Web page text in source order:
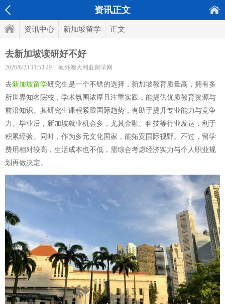
资讯正文
资讯中心 新加坡留学 正文
去新加坡读研好不好
2026/6/23 11:53:49 教外澳大利亚留学网
去新加坡留学研究生是一个不错的选择，新加坡教育质量高，拥有多
所世界知名院校，学术氛围浓厚且注重实践，能提供优质教育资源与
前沿知识。其研究生课程紧跟国际趋势，有助于提升专业能力与竞争
力。毕业后，新加坡就业机会多，尤其金融、科技等行业发达，利于
积累经验。同时，作为多元文化国家，能拓宽国际视野。不过，留学
费用相对较高，生活成本也不低，需综合考虑经济实力与个人职业规
划再做决定。